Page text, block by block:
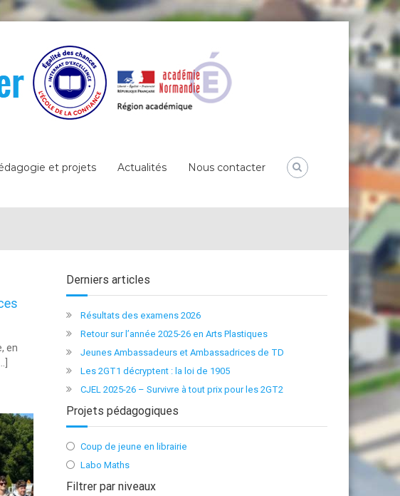
et projets Actualités Nous contacter
en
Derniers articles
Résultats des examens 2026
Retour sur l’année 2025-26 en Arts Plastiques
Jeunes Ambassadeurs et Ambassadrices de TD
Les 2GT1 décryptent : la loi de 1905
CJEL 2025-26 – Survivre à tout prix pour les 2GT2
Projets pédagogiques
Coup de jeune en librairie
Labo Maths
Filtrer par niveaux